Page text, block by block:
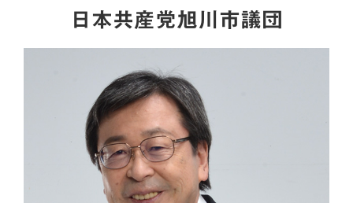
日本共産党旭川市議団